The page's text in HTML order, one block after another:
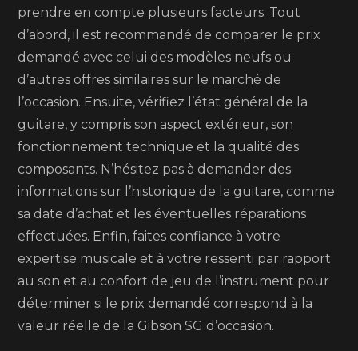
prendre en compte plusieurs facteurs. Tout
d’abord, il est recommandé de comparer le prix
demandé avec celui des modèles neufs ou
d’autres offres similaires sur le marché de
l’occasion. Ensuite, vérifiez l’état général de la
guitare, y compris son aspect extérieur, son
fonctionnement technique et la qualité des
composants. N’hésitez pas à demander des
informations sur l’historique de la guitare, comme
sa date d’achat et les éventuelles réparations
effectuées. Enfin, faites confiance à votre
expertise musicale et à votre ressenti par rapport
au son et au confort de jeu de l’instrument pour
déterminer si le prix demandé correspond à la
valeur réelle de la Gibson SG d’occasion.